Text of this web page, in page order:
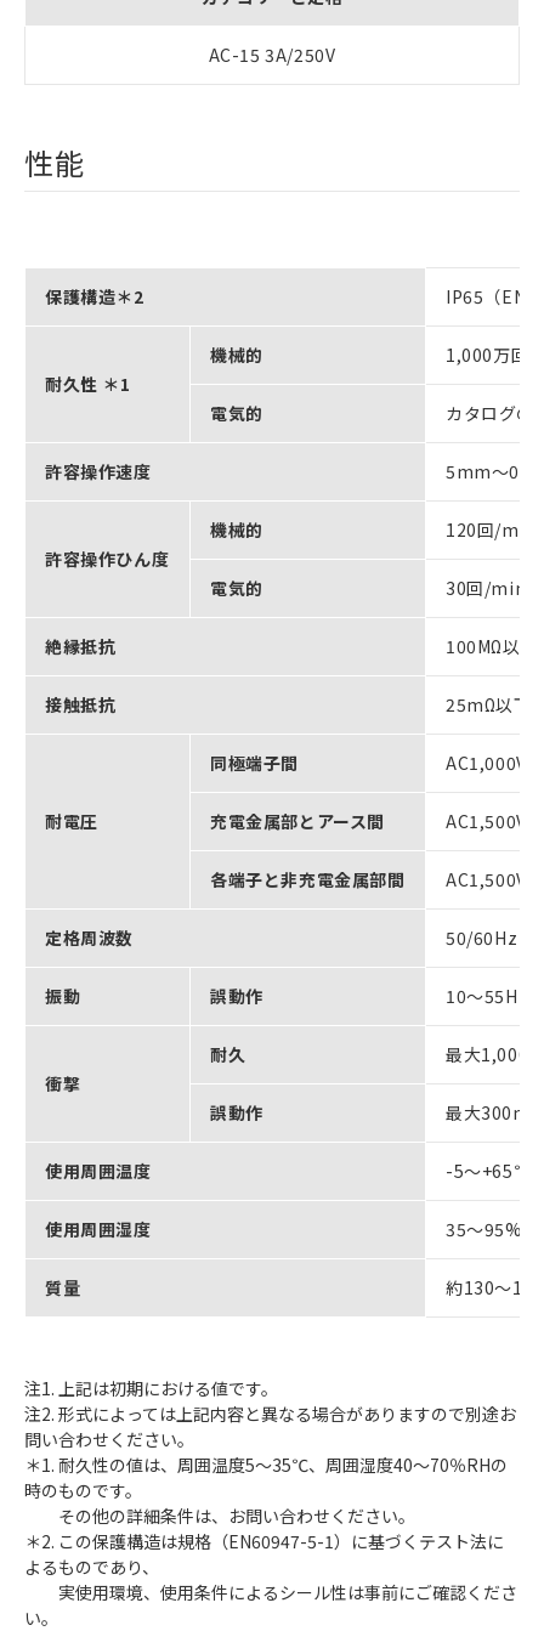
AC-15 3A/250V
性能
保護構造＊2 IP65（
耐久性 ＊1
機械的 1,000万回
電気的 カタログの
許容操作速度 5mm～
許容操作ひん度
機械的 120回/min
電気的 30回/min
絶縁抵抗 100MΩ以上
接触抵抗 25mΩ以下
耐電圧
同極端子間 AC1,000V
充電金属部とアース間 AC1,500V
各端子と非充電金属部間 AC1,500V
定格周波数 50/60Hz
振動 誤動作 10～55Hz
衝撃
耐久 最大
誤動作 最大300m/
使用周囲温度 -5～+65℃
使用周囲湿度 35～
質量 約130～
注1. 上記は初期における値です。
注2. 形式によっては上記内容と異なる場合がありますので別途お
問い合わせください。
＊1. 耐久性の値は、周囲温度5～35℃、周囲湿度40～70％RHの
時のものです。
その他の詳細条件は、お問い合わせください。
＊2. この保護構造は規格（EN60947-5-1）に基づくテスト法に
よるものであり、
実使用環境、使用条件によるシール性は事前にご確認くださ
い。